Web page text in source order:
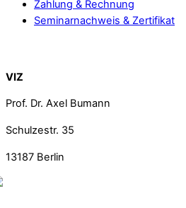
Zahlung & Rechnung
Seminarnachweis & Zertifikat
VIZ
Prof. Dr. Axel Bumann
Schulzestr. 35
13187 Berlin